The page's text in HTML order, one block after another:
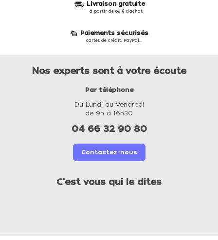
Livraison gratuite
à partir de 69 € d'achat
Paiements sécurisés
cartes de crédit, PayPal...
Nos experts sont à votre écoute
Par téléphone
Du Lundi au Vendredi
de 9h à 16h30
04 66 32 90 80
Contactez-nous
C'est vous qui le dites